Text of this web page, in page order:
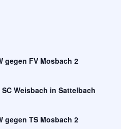
gegen FV Mosbach 2
Weisbach in Sattelbach
gegen TS Mosbach 2